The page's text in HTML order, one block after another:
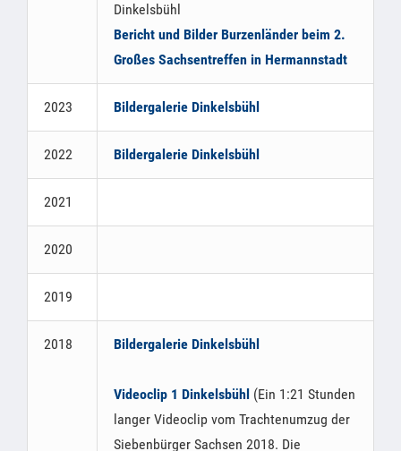
Dinkelsbühl
Bericht und Bilder Burzenländer beim 2.
Großes Sachsentreffen in Hermannstadt
2023 Bildergalerie Dinkelsbühl
2022 Bildergalerie Dinkelsbühl
2021
2020
2019
2018 Bildergalerie Dinkelsbühl
Videoclip 1 Dinkelsbühl (Ein 1:21 Stunden
langer Videoclip vom Trachtenumzug der
Siebenbürger Sachsen 2018. Die